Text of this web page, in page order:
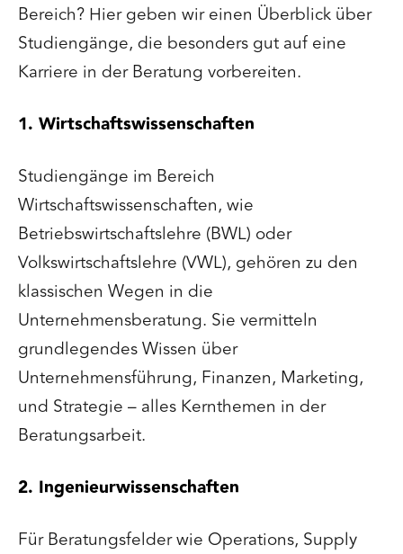
Bereich? Hier geben wir einen Überblick über
Studiengänge, die besonders gut auf eine
Karriere in der Beratung vorbereiten.
1. Wirtschaftswissenschaften
Studiengänge im Bereich
Wirtschaftswissenschaften, wie
Betriebswirtschaftslehre (BWL) oder
Volkswirtschaftslehre (VWL), gehören zu den
klassischen Wegen in die
Unternehmensberatung. Sie vermitteln
grundlegendes Wissen über
Unternehmensführung, Finanzen, Marketing,
und Strategie – alles Kernthemen in der
Beratungsarbeit.
2. Ingenieurwissenschaften
Für Beratungsfelder wie Operations, Supply